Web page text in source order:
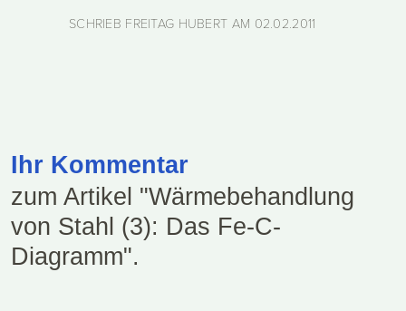
SCHRIEB FREITAG HUBERT AM 02.02.2011
Ihr Kommentar
zum Artikel "Wärmebehandlung
von Stahl (3): Das Fe-C-
Diagramm".